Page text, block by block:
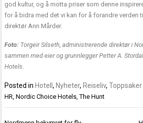
god kultur, og å motta priser som denne
for å bidra med det vi kan for å forandre verden
direktør Ann Mårder.
Foto: Torgeir Silseth, administrerende direktør i
sammen med eier og grunnlegger Petter A.
Hotels.
Posted in Hotell, Nyheter, Reiseliv,Toppsaker
HR,Nordic Choice Hotels,The Hunt